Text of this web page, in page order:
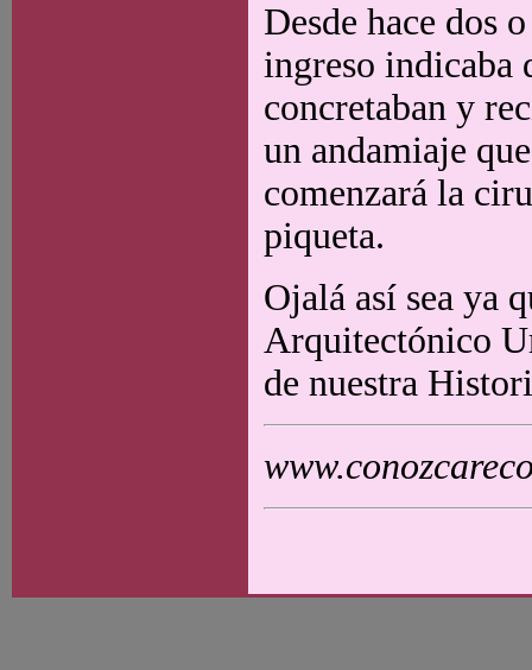
Desde hace dos
ingreso indicaba
concretaban y
un andamiaje
comenzará la
piqueta.
Ojalá así sea ya
Arquitectónico
de nuestra